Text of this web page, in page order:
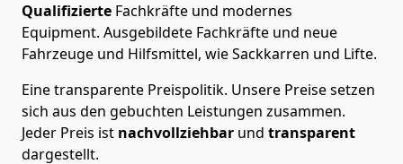
Qualifizierte Fachkräfte und modernes
Equipment. Ausgebildete Fachkräfte und neue
Fahrzeuge und Hilfsmittel, wie Sackkarren und Lifte.
Eine transparente Preispolitik. Unsere Preise setzen
sich aus den gebuchten Leistungen zusammen.
Jeder Preis ist nachvollziehbar und transparent
dargestellt.